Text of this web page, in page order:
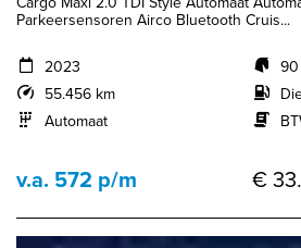
Parkeersensoren Airco Bluetooth Cruis...
2023
55.456 km
Automaat
90
v.a. 572 p/m €